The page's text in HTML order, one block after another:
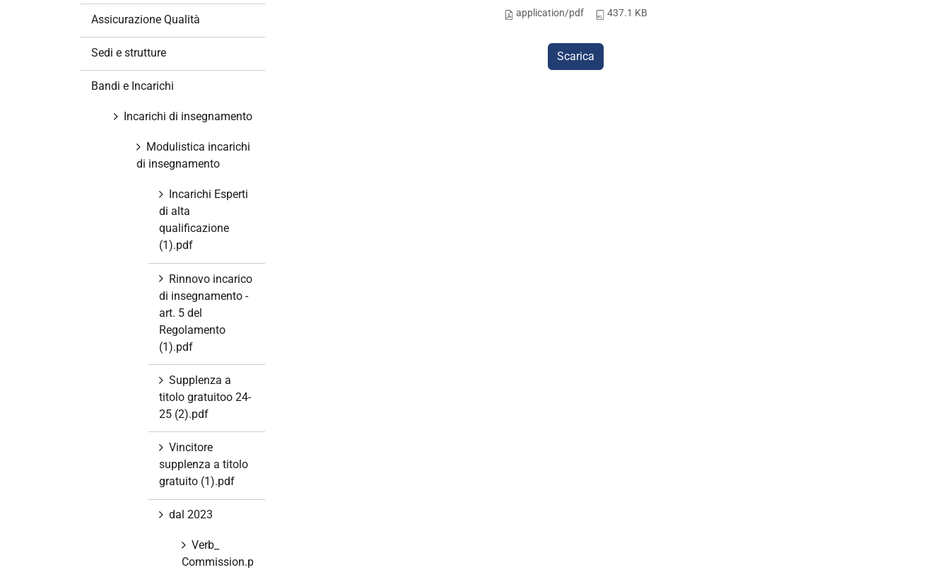
application/pdf 437.1 KB
Scarica
Assicurazione Qualità
Sedi e strutture
Bandi e Incarichi
Incarichi di insegnamento
Modulistica incarichi
di insegnamento
Incarichi Esperti
di alta
qualificazione
(1).pdf
Rinnovo incarico
di insegnamento -
art. 5 del
Regolamento
(1).pdf
Supplenza a
titolo gratuitoo 24-
25 (2).pdf
Vincitore
supplenza a titolo
gratuito (1).pdf
dal 2023
Verb_
Commission.p